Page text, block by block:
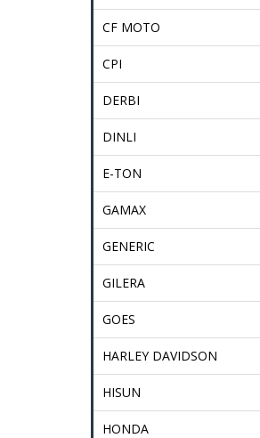
CF MOTO
CPI
DERBI
DINLI
E-TON
GAMAX
GENERIC
GILERA
GOES
HARLEY DAVIDSON
HISUN
HONDA